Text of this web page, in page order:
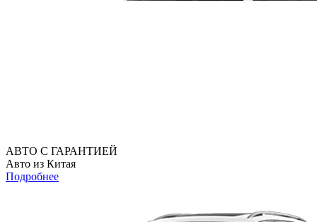
АВТО С ГАРАНТИЕЙ
Авто из Китая
Подробнее